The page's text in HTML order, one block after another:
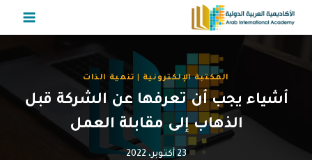
التجاوز
المكتبة الإلكترونية تنمية الذات
أشياء يجب أن تعرفها عن الشركة قبل
الذهاب إلى مقابلة العمل
23 أكتوبر، 2022